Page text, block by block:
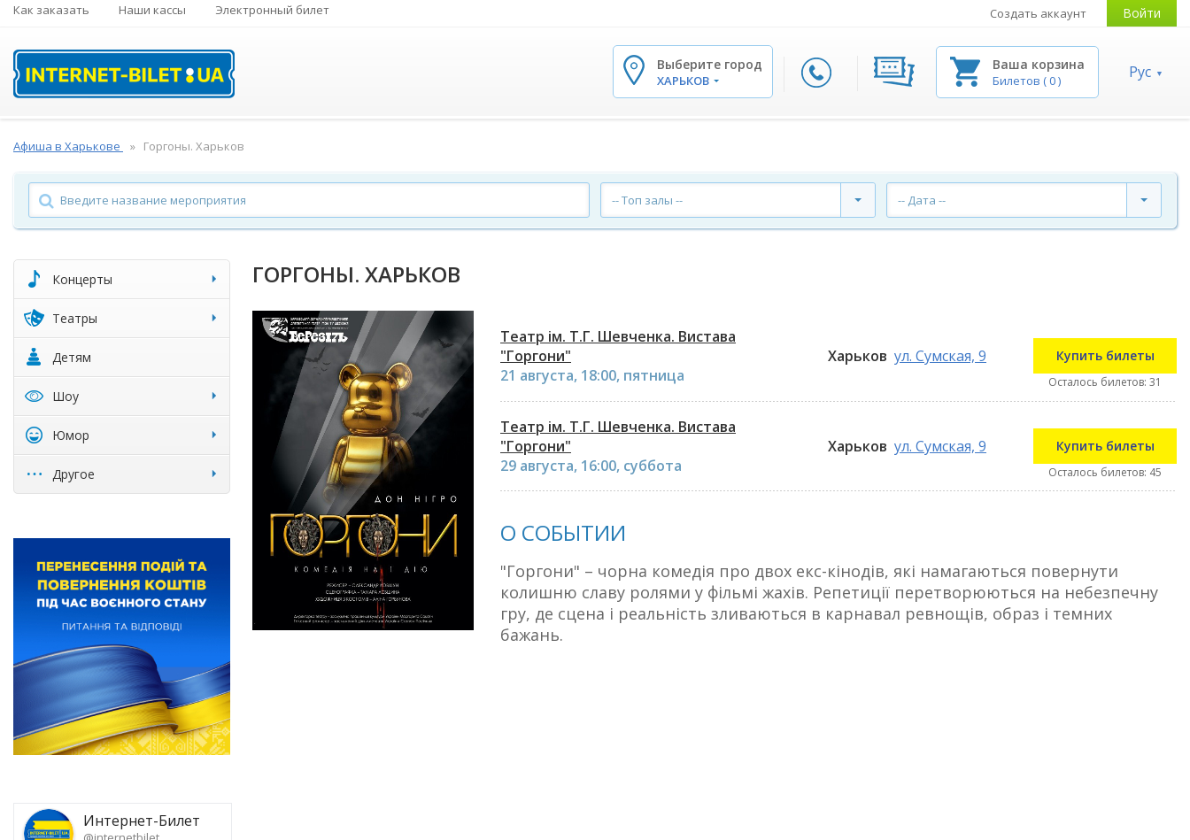
Как заказать Наши кассы Электронный билет Создать аккаунт Войти
Выберите город
ХАРЬКОВ
Ваша корзина
Билетов (0) Рус
Афиша в Харькове Горгоны. Харьков
-- Топ залы -- -- Дата --
Концерты
Театры
Детям
Шоу
Юмор
Другое
Интернет-Билет
ГОРГОНЫ. ХАРЬКОВ
Театр ім. Т.Г. Шевченка. Вистава
"Горгони"
21 августа, 18:00, пятница
Харьков ул. Сумская, 9 Купить билеты
Осталось билетов: 31
Театр ім. Т.Г. Шевченка. Вистава
"Горгони"
29 августа, 16:00, суббота
Харьков ул. Сумская, 9 Купить билеты
Осталось билетов: 45
О СОБЫТИИ
"Горгони" – чорна комедія про двох екс-кінодів, які намагаються повернути
колишню славу ролями у фільмі жахів. Репетиції перетворюються на небезпечну
гру, де сцена і реальність зливаються в карнавал ревнощів, образ і темних
бажань.